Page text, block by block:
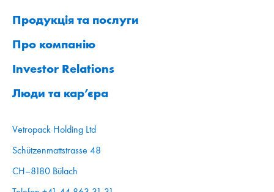
Продукція та послуги
Про компанію
Investor Relations
Люди та кар’єра
Vetropack Holding Ltd
Schützenmattstrasse 48
CH–8180 Bülach